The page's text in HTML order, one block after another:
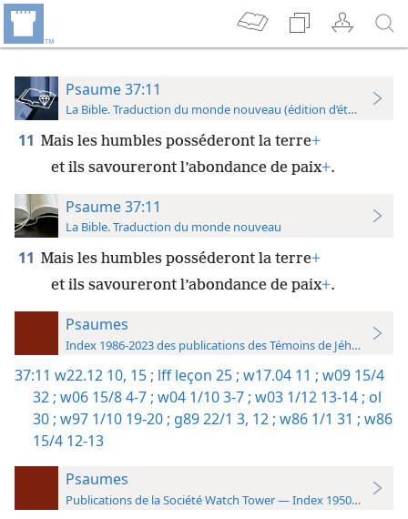
Psaume 37:11
La Bible. Traduction du monde nouveau (édition d’étude)
11 Mais les humbles posséderont la terre+
et ils savoureront l’abondance de paix+.
Psaume 37:11
La Bible. Traduction du monde nouveau
11 Mais les humbles posséderont la terre+
et ils savoureront l’abondance de paix+.
Psaumes
Index 1986-2023 des publications des Témoins de Jéhovah
37:11 w22.12 10, 15 ; lff leçon 25 ; w17.04 11 ; w09 15/4
32 ; w06 15/8 4-7 ; w04 1/10 3-7 ; w03 1/12 13-14 ; ol
30 ; w97 1/10 19-20 ; g89 22/1 3, 12 ; w86 1/1 31 ; w86
15/4 12-13
Psaumes
Publications de la Société Watch Tower — Index 1950-1985